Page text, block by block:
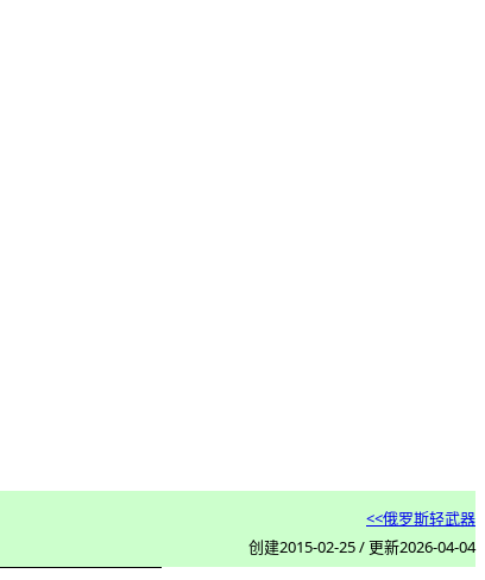
<<俄罗斯轻武器
创建2015-02-25 / 更新2026-04-04